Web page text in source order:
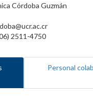
Córdoba Guzmán
2511-4750
Personal